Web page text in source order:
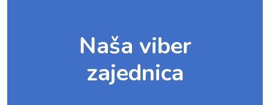
Naša viber
zajednica